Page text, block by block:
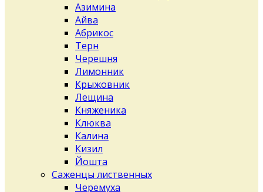
Азимина
Айва
Абрикос
Терн
Черешня
Лимонник
Крыжовник
Лещина
Княженика
Клюква
Калина
Кизил
Йошта
Саженцы лиственных
Черемуха